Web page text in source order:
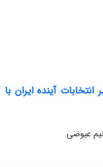
آینده ایران با
عیوضی